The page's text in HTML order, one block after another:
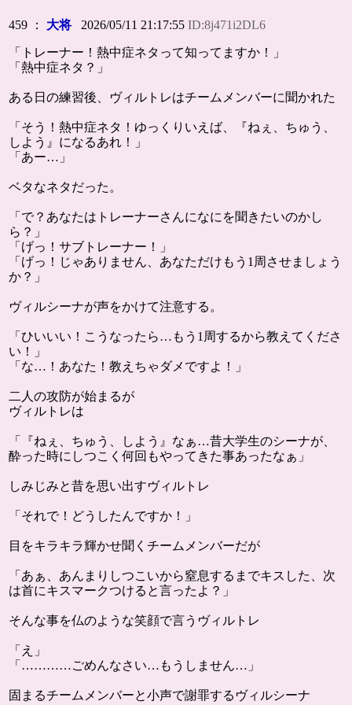
459 ： 大将 2026/05/11 21:17:55ID:8j471i2DL6
「トレーナー！熱中症ネタって知ってますか！」
「熱中症ネタ？」
ある日の練習後、ヴィルトレはチームメンバーに聞かれた
「そう！熱中症ネタ！ゆっくりいえば、『ねぇ、ちゅう、
しよう』になるあれ！」
「あー…」
ベタなネタだった。
「で？あなたはトレーナーさんになにを聞きたいのかし
ら？」
「げっ！サブトレーナー！」
「げっ！じゃありません、あなただけもう1周させましょう
か？」
ヴィルシーナが声をかけて注意する。
「ひいいい！こうなったら…もう1周するから教えてくださ
い！」
「な…！あなた！教えちゃダメですよ！」
二人の攻防が始まるが
ヴィルトレは
「『ねぇ、ちゅう、しよう』なぁ…昔大学生のシーナが、
酔った時にしつこく何回もやってきた事あったなぁ」
しみじみと昔を思い出すヴィルトレ
「それで！どうしたんですか！」
目をキラキラ輝かせ聞くチームメンバーだが
「あぁ、あんまりしつこいから窒息するまでキスした、次
は首にキスマークつけると言ったよ？」
そんな事を仏のような笑顔で言うヴィルトレ
「え」
「…………ごめんなさい…もうしません…」
固まるチームメンバーと小声で謝罪するヴィルシーナ